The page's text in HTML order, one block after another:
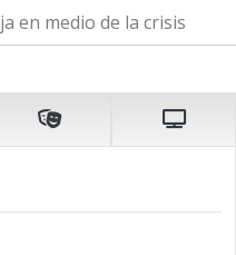
en medio de la crisis